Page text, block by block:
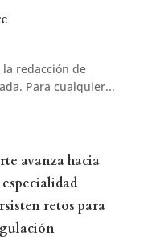
redacción de
Para cualquier...
avanza hacia
retos para